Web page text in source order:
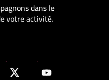
dans le
votre activité.